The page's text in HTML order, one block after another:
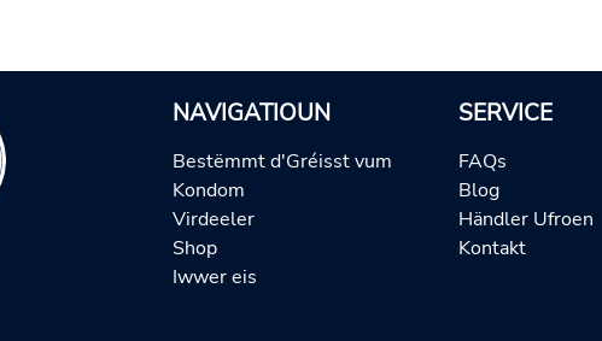
NAVIGATIOUN
Bestëmmt d'Gréisst vum
Kondom
Virdeeler
Shop
Iwwer eis
SERVICE
FAQs
Blog
Händler Ufroen
Kontakt